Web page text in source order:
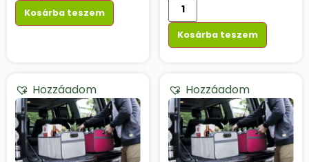
Kosárba teszem
Kosárba teszem
Hozzáadom Hozzáadom